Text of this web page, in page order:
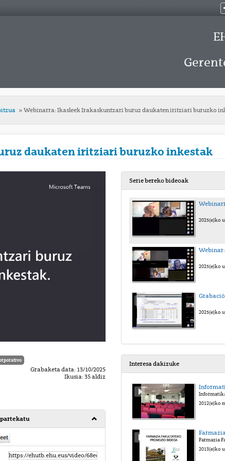
Webinarra: Ikasleek Irakaskuntzari buruz daukaten iritziari buruzko
daukaten iritziari buruzko inkestak
Grabaketa data: 13/10/2025
Ikusia: 35 aldiz
partekatu
Serie bereko bideoak
2025(e)ko
2025(e)ko
2025(e)ko
Interesa dakizuke
2012(e)ko
Farmazia
2013(e)ko